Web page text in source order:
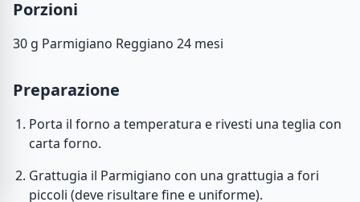
Porzioni
30 g Parmigiano Reggiano 24 mesi
Preparazione
Porta il forno a temperatura e rivesti una teglia con
carta forno.
Grattugia il Parmigiano con una grattugia a fori
piccoli (deve risultare fine e uniforme).